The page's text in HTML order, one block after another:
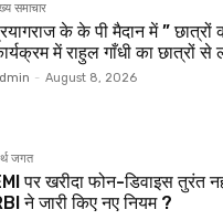
समाचार
के के पी मैदान में ” छात्रों
में राहुल गाँधी का छात्रों से
- August 8, 2026
जगत
पर खरीदा फोन-डिवाइस तुरंत
ने जारी किए नए नियम ?